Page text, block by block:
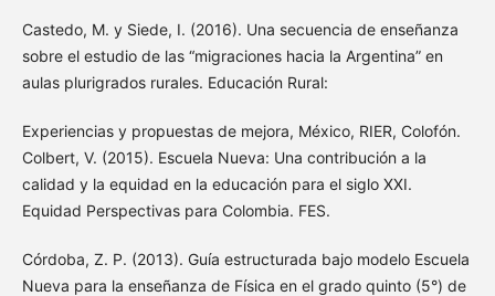
Castedo, M. y Siede, I. (2016). Una secuencia de enseñanza
sobre el estudio de las “migraciones hacia la Argentina” en
aulas plurigrados rurales. Educación Rural:
Experiencias y propuestas de mejora, México, RIER, Colofón.
Colbert, V. (2015). Escuela Nueva: Una contribución a la
calidad y la equidad en la educación para el siglo XXI.
Equidad Perspectivas para Colombia. FES.
Córdoba, Z. P. (2013). Guía estructurada bajo modelo Escuela
Nueva para la enseñanza de Física en el grado quinto (5°) de